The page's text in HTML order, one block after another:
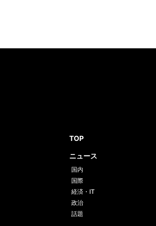
TOP
ニュース
国内
国際
経済・IT
政治
話題